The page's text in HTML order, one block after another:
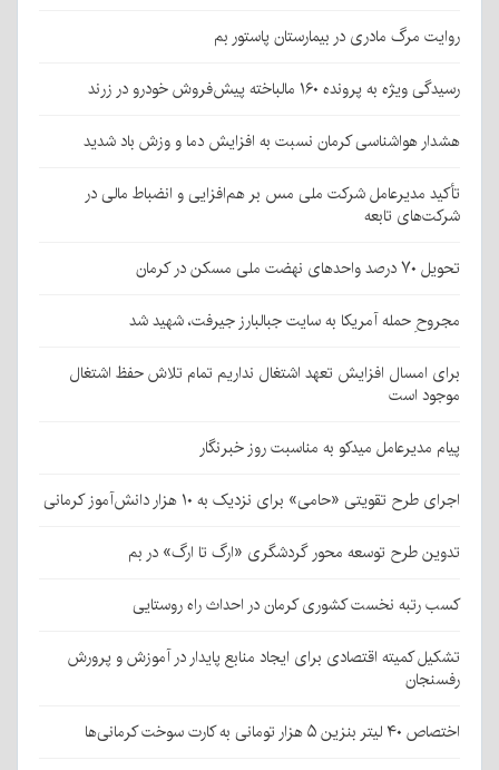
روایت مرگ مادری در بیمارستان پاستور بم
رسیدگی ویژه به پرونده ۱۶۰ مالباخته پیش‌فروش خودرو در زرند
هشدار هواشناسی کرمان نسبت به افزایش دما و وزش باد شدید
تأکید مدیرعامل شرکت ملی مس بر هم‌افزایی و انضباط مالی در
شرکت‌های تابعه
تحویل ۷۰ درصد واحدهای نهضت ملی مسکن در کرمان
مجروحِ حمله آمریکا به سایت جبالبارز جیرفت، شهید شد
برای امسال افزایش تعهد اشتغال نداریم تمام تلاش حفظ اشتغال
موجود است
پیام مدیرعامل میدکو به مناسبت روز خبرنگار
اجرای طرح تقویتی «حامی» برای نزدیک به ۱۰ هزار دانش‌آموز کرمانی
تدوین طرح توسعه محور گردشگری «ارگ تا ارگ» در بم
کسب رتبه نخست کشوری کرمان در احداث راه روستایی
تشکیل کمیته اقتصادی برای ایجاد منابع پایدار در آموزش و پرورش
رفسنجان
اختصاص ۴۰ لیتر بنزین ۵ هزار تومانی به کارت سوخت کرمانی‌ها